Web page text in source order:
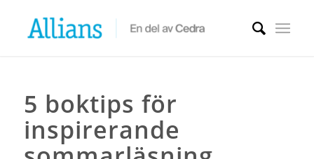
5 boktips för
inspirerande